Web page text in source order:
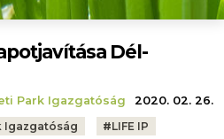
Dél-
Park Igazgatóság
2020. 02. 26.
Igazgatóság #LIFE IP